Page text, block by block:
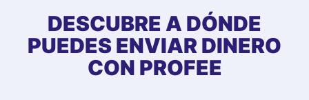
first started
app, and they
quick to provide
and helpful
DESCUBRE A DÓNDE
PUEDES ENVIAR DINERO
CON PROFEE